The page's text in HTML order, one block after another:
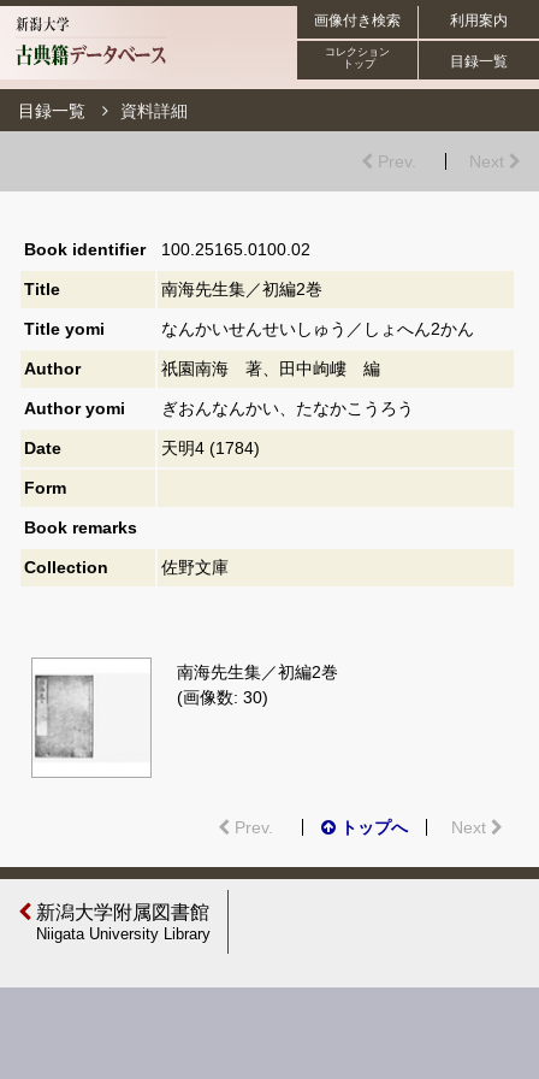
利用案内
画像付き検索
目録一覧
コレクション
トップ
目録一覧 資料詳細
Prev. Next
Book identifier 100.25165.0100.02
Title 南海先生集／初編2巻
Title yomi なんかいせんせいしゅう／しょへん2かん
Author 祇園南海 著、田中岣嶁 編
Author yomi ぎおんなんかい、たなかこうろう
Date 天明4 (1784)
Form
Book remarks
Collection 佐野文庫
南海先生集／初編2巻
(画像数: 30)
Prev. トップへ Next
新潟大学附属図書館
Niigata University Library